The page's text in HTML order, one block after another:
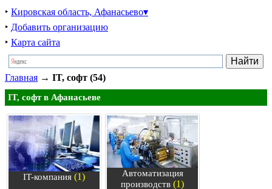
‣ Кировская область, Афанасьево▾
‣ Добавить организацию
‣ Карта сайта
Главная → IT, софт (54)
IT, софт в Афанасьеве
IT-компания (1)
Автоматизация
производств (1)